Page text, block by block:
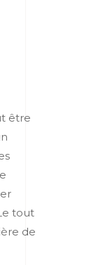
être
tout
de